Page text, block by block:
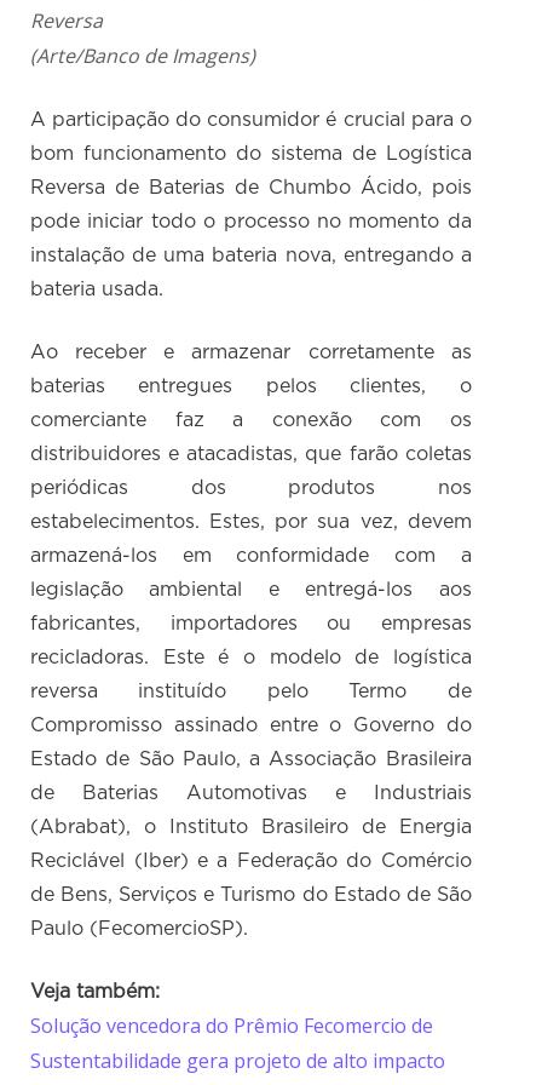
Reversa
(Arte/Banco de Imagens)
A participação do consumidor é crucial para o
bom funcionamento do sistema de Logística
Reversa de Baterias de Chumbo Ácido, pois
pode iniciar todo o processo no momento da
instalação de uma bateria nova, entregando a
bateria usada.
Ao receber e armazenar corretamente as
baterias entregues pelos clientes, o
comerciante faz a conexão com os
distribuidores e atacadistas, que farão coletas
periódicas dos produtos nos
estabelecimentos. Estes, por sua vez, devem
armazená-los em conformidade com a
legislação ambiental e entregá-los aos
fabricantes, importadores ou empresas
recicladoras. Este é o modelo de logística
reversa instituído pelo Termo de
Compromisso assinado entre o Governo do
Estado de São Paulo, a Associação Brasileira
de Baterias Automotivas e Industriais
(Abrabat), o Instituto Brasileiro de Energia
Reciclável (Iber) e a Federação do Comércio
de Bens, Serviços e Turismo do Estado de São
Paulo (FecomercioSP).
Veja também:
Solução vencedora do Prêmio Fecomercio de
Sustentabilidade gera projeto de alto impacto